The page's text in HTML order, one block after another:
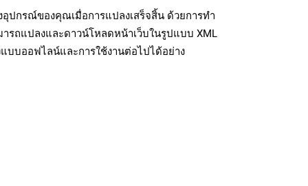
ปกรณ์ของคุณเมื่อการแปลงเสร็จสิ้น ด้วยการทำ
รถแปลงและดาวน์โหลดหน้าเว็บในรูปแบบ XML
บบออฟไลน์และการใช้งานต่อไปได้อย่าง